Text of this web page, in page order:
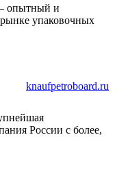
опытный и
упаковочных
knaufpetroboard.ru
России с более,